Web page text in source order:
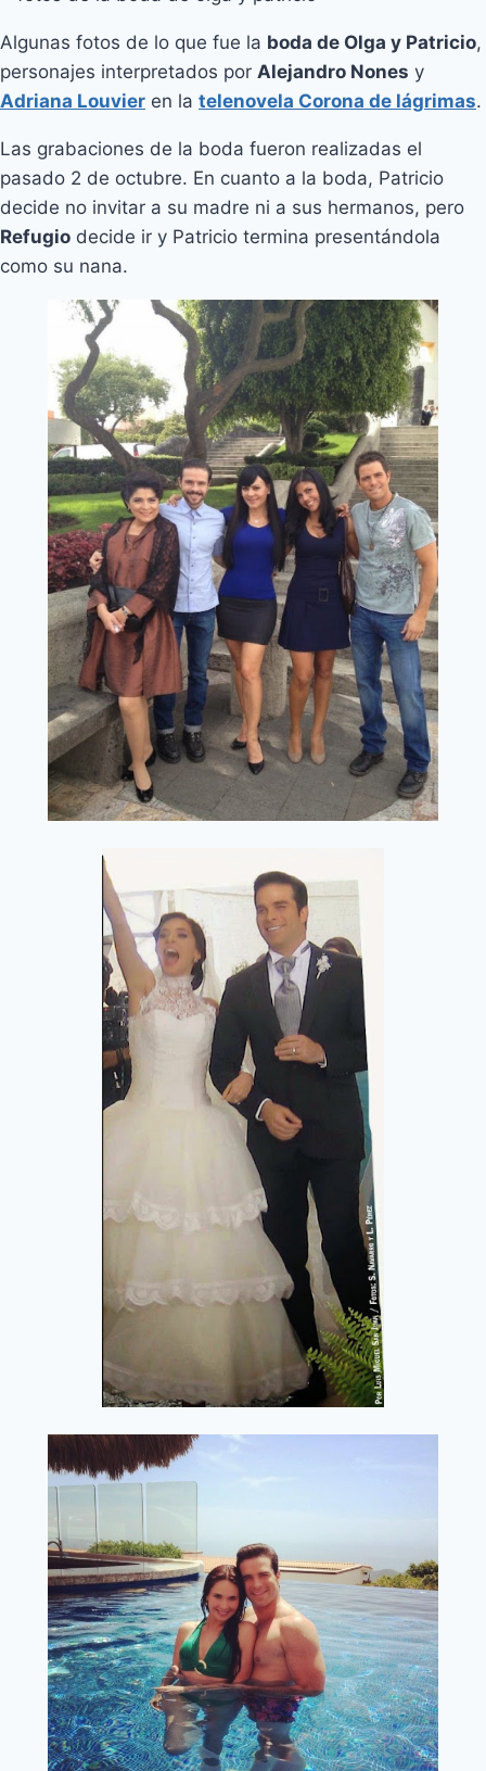
Algunas fotos de lo que fue la boda de Olga y Patricio,
personajes interpretados por Alejandro Nones y
Adriana Louvier en la telenovela Corona de lágrimas.
Las grabaciones de la boda fueron realizadas el
pasado 2 de octubre. En cuanto a la boda, Patricio
decide no invitar a su madre ni a sus hermanos, pero
Refugio decide ir y Patricio termina presentándola
como su nana.